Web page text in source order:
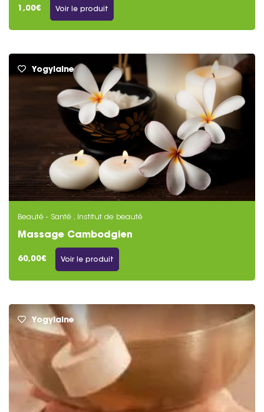
1,00€ Voir le produit
Yogylaine
Beauté - Santé , Institut de beauté
Massage Cambodgien
60,00€ Voir le produit
Yogylaine